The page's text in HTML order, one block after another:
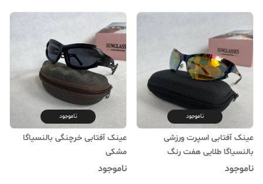
ناموجود
عینک آفتابی اسپرت ورزشی
بالنسیاگا طلایی هفت رنگ
ناموجود
ناموجود
عینک آفتابی خرچنگی بالنسیاگا
مشکی
ناموجود